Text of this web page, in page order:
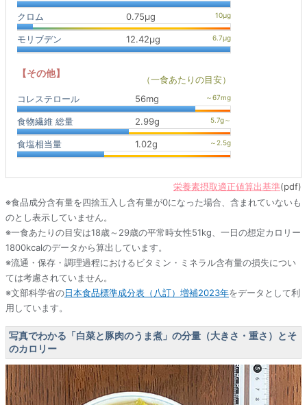
クロム 0.75μg
モリブデン 12.42μg
【その他】
（一食あたりの目安）
コレステロール
56mg
食物繊維 総量 2.99g
食塩相当量 1.02g
栄養素摂取適正値算出基準(pdf)
※食品成分含有量を四捨五入し含有量が0になった場合、含まれていないも
のとし表示していません。
※一食あたりの目安は18歳～29歳の平常時女性51kg、一日の想定カロリー
1800kcalのデータから算出しています。
※流通・保存・調理過程におけるビタミン・ミネラル含有量の損失につい
ては考慮されていません。
※文部科学省の日本食品標準成分表（八訂）増補2023年をデータとして利
用しています。
写真でわかる「白菜と豚肉のうま煮」の分量（大きさ・重さ）とそ
のカロリー